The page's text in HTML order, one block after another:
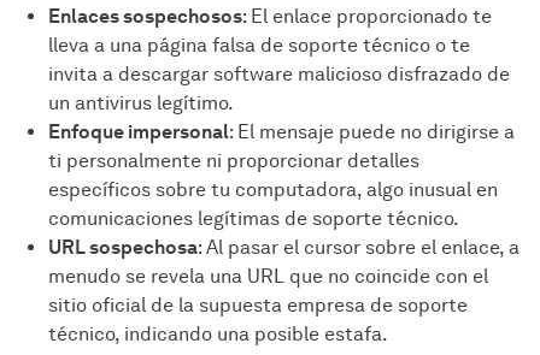
Enlaces sospechosos: El enlace proporcionado te
lleva a una página falsa de soporte técnico o te
invita a descargar software malicioso disfrazado de
un antivirus legítimo.
Enfoque impersonal: El mensaje puede no dirigirse a
ti personalmente ni proporcionar detalles
específicos sobre tu computadora, algo inusual en
comunicaciones legítimas de soporte técnico.
URL sospechosa: Al pasar el cursor sobre el enlace, a
menudo se revela una URL que no coincide con el
sitio oficial de la supuesta empresa de soporte
técnico, indicando una posible estafa.